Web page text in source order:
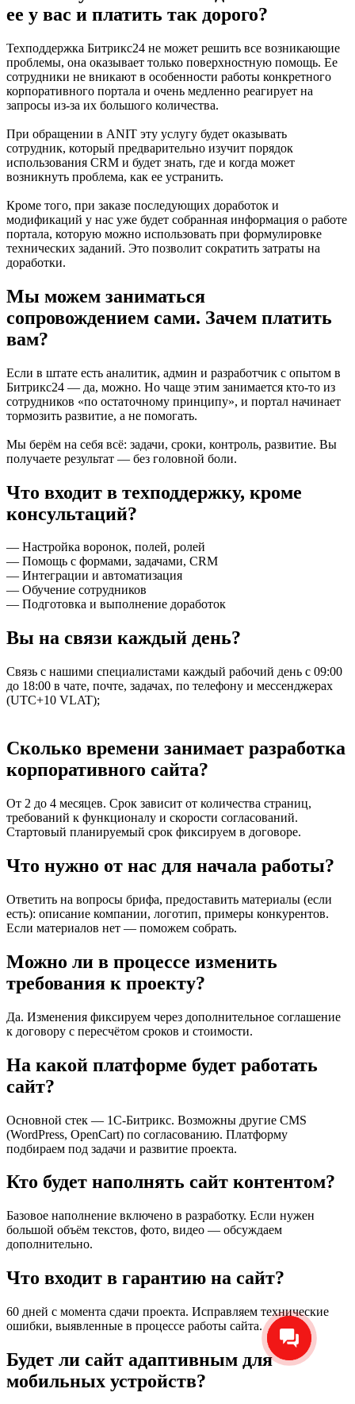
ее у вас и платить так дорого?
Техподдержка Битрикс24 не может решить все возникающие
проблемы, она оказывает только поверхностную помощь. Ее
сотрудники не вникают в особенности работы конкретного
корпоративного портала и очень медленно реагирует на
запросы из-за их большого количества.
При обращении в ANIT эту услугу будет оказывать
сотрудник, который предварительно изучит порядок
использования CRM и будет знать, где и когда может
возникнуть проблема, как ее устранить.
Кроме того, при заказе последующих доработок и
модификаций у нас уже будет собранная информация о работе
портала, которую можно использовать при формулировке
технических заданий. Это позволит сократить затраты на
доработки.
Мы можем заниматься
сопровождением сами. Зачем платить
вам?
Если в штате есть аналитик, админ и разработчик с опытом в
Битрикс24 — да, можно. Но чаще этим занимается кто-то из
сотрудников «по остаточному принципу», и портал начинает
тормозить развитие, а не помогать.
Мы берём на себя всё: задачи, сроки, контроль, развитие. Вы
получаете результат — без головной боли.
Что входит в техподдержку, кроме
консультаций?
— Настройка воронок, полей, ролей
— Помощь с формами, задачами, CRM
— Интеграции и автоматизация
— Обучение сотрудников
— Подготовка и выполнение доработок
Вы на связи каждый день?
Связь с нашими специалистами каждый рабочий день с 09:00
до 18:00 в чате, почте, задачах, по телефону и мессенджерах
(UTC+10 VLAT);
Сколько времени занимает разработка
корпоративного сайта?
От 2 до 4 месяцев. Срок зависит от количества страниц,
требований к функционалу и скорости согласований.
Стартовый планируемый срок фиксируем в договоре.
Что нужно от нас для начала работы?
Ответить на вопросы брифа, предоставить материалы (если
есть): описание компании, логотип, примеры конкурентов.
Если материалов нет — поможем собрать.
Можно ли в процессе изменить
требования к проекту?
Да. Изменения фиксируем через дополнительное соглашение
к договору с пересчётом сроков и стоимости.
На какой платформе будет работать
сайт?
Основной стек — 1С-Битрикс. Возможны другие CMS
(WordPress, OpenCart) по согласованию. Платформу
подбираем под задачи и развитие проекта.
Кто будет наполнять сайт контентом?
Базовое наполнение включено в разработку. Если нужен
большой объём текстов, фото, видео — обсуждаем
дополнительно.
Что входит в гарантию на сайт?
60 дней с момента сдачи проекта. Исправляем технические
ошибки, выявленные в процессе работы сайта.
Будет ли сайт адаптивным для
мобильных устройств?